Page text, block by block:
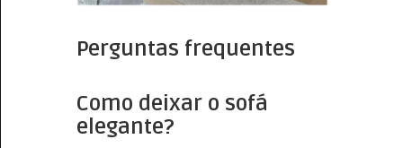
Perguntas frequentes
Como deixar o sofá
elegante?